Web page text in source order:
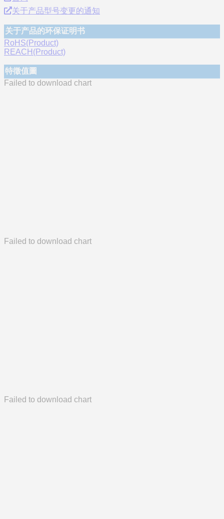
关于产品型号变更的通知
关于产品的环保证明书
RoHS(Product)
REACH(Product)
特徵值圖
Failed to download chart
Failed to download chart
Failed to download chart